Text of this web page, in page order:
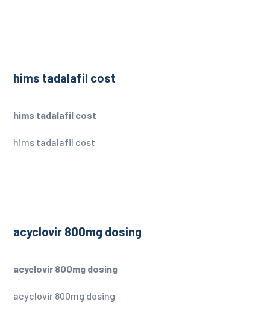
hims tadalafil cost
hims tadalafil cost
hims tadalafil cost
acyclovir 800mg dosing
acyclovir 800mg dosing
acyclovir 800mg dosing